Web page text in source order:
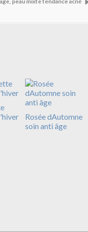
Rosée dAutomne
soin anti âge